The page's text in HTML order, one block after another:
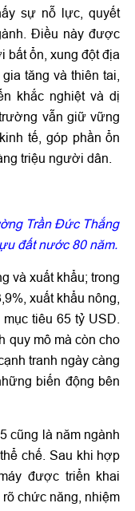
sự nỗ lực, quyết
Điều này được
bất ổn, xung đột địa
tăng và thiên tai,
khắc nghiệt và dị
vẫn giữ vững
tế, góp phần ổn
triệu người dân.
Trần Đức Thắng
đất nước 80 năm.
và xuất khẩu; trong
xuất khẩu nông,
tiêu 65 tỷ USD.
quy mô mà còn cho
tranh ngày càng
biến động bên
cũng là năm ngành
chế. Sau khi hợp
được triển khai
chức năng, nhiệm